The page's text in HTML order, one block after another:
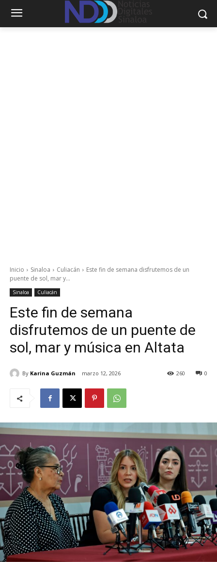
Inicio Sinaloa Culiacán
Este fin de semana disfrutemos de un
puente de sol, mar y...
Sinaloa Culiacán
Este fin de semana
disfrutemos de un puente de
sol, mar y música en Altata
By Karina Guzmán marzo 12, 2026 0
260